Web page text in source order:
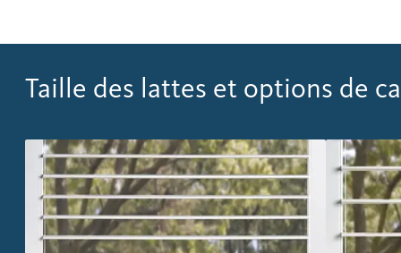
Taille des lattes et options de